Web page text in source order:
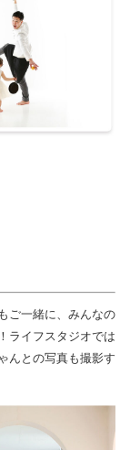
ご一緒に、みんなの
ライフスタジオでは
んとの写真も撮影す